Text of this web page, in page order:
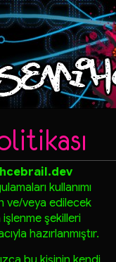
kullanımı
ve/veya edilecek
işlenme şekilleri
hazırlanmıştır.